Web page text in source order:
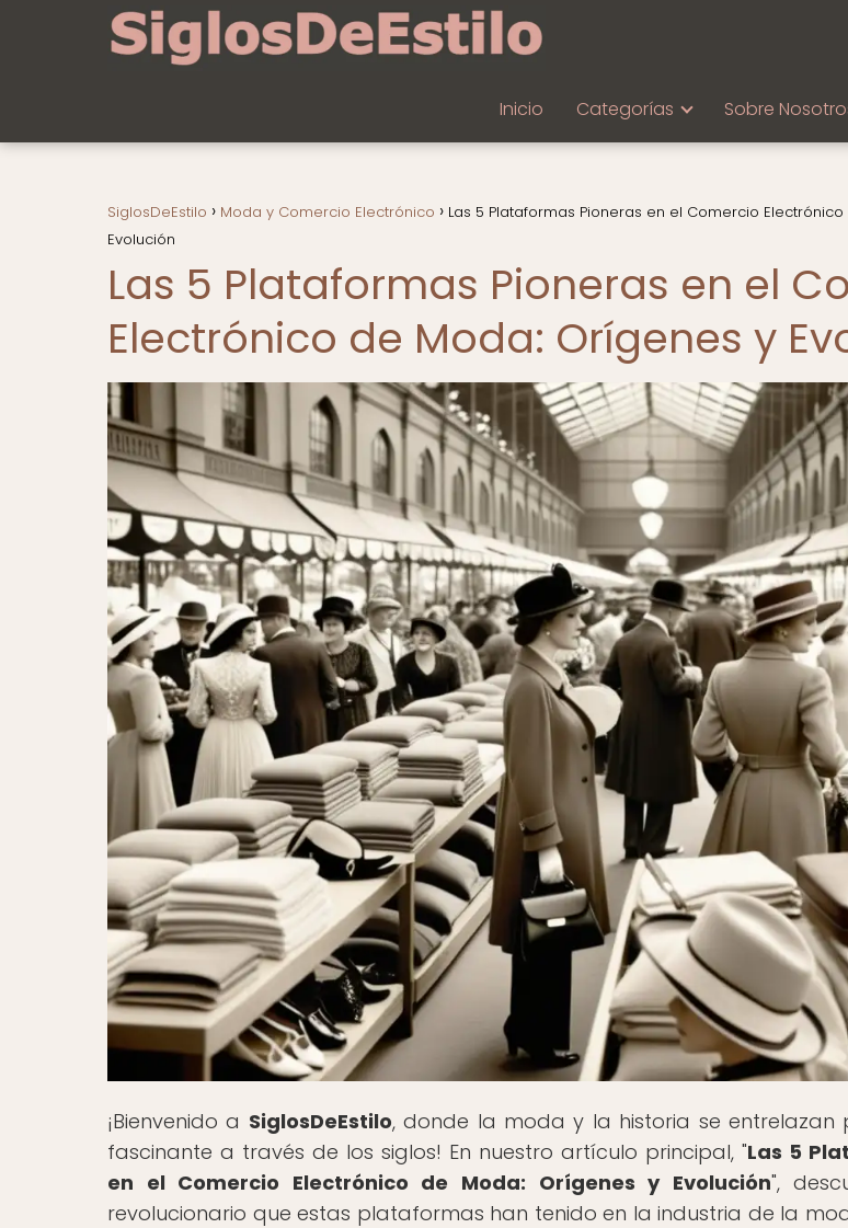
Inicio Categorías Sobre
SiglosDeEstilo Moda y Comercio Electrónico
Las 5 Plataformas Pioneras en el Comercio
Evolución
Las 5 Plataformas Pioneras en el
Electrónico de Moda: Orígenes y
¡Bienvenido a SiglosDeEstilo, donde la moda y la historia se entrelazan
fascinante a través de los siglos! En nuestro artículo principal, "Las 5
en el Comercio Electrónico de Moda: Orígenes y Evolución",
revolucionario que estas plataformas han tenido en la industria de la